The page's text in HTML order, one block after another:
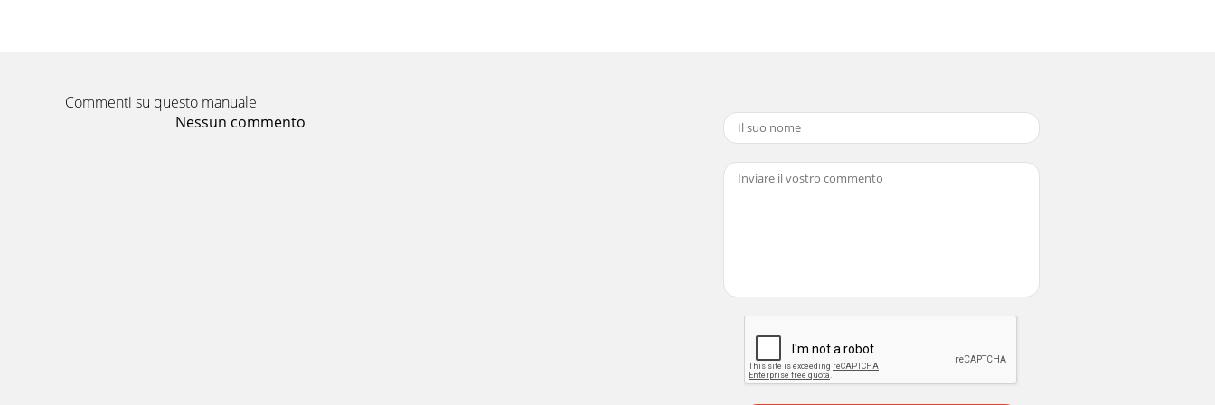
Commenti su questo manuale
Nessun commento